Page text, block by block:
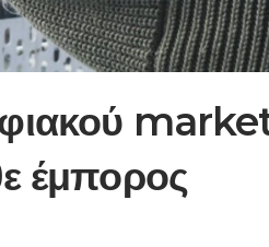
έμπορος